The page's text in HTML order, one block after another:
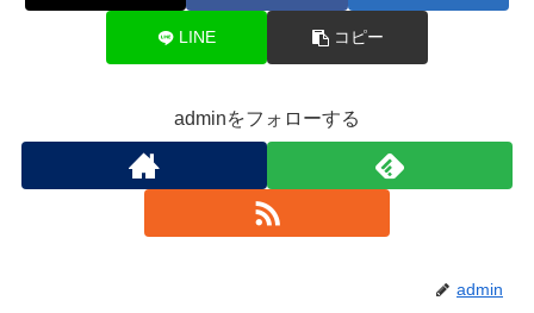
LINE コピー
adminをフォローする
admin